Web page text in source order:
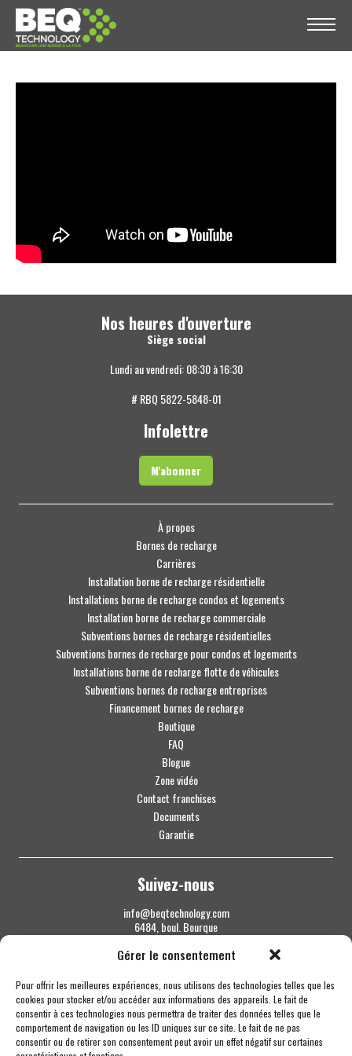
Gérer le consentement
Pour offrir les meilleures expériences, nous utilisons des technologies telles que les
cookies pour stocker et/ou accéder aux informations des appareils. Le fait de
consentir à ces technologies nous permettra de traiter des données telles que le
comportement de navigation ou les ID uniques sur ce site. Le fait de ne pas
consentir ou de retirer son consentement peut avoir un effet négatif sur certaines
Nos heures d'ouverture
Siège social
Lundi au vendredi: 08:30 à 16:30
# RBQ 5822-5848-01
Infolettre
M'abonner
À propos
Bornes de recharge
Carrières
Installation borne de recharge résidentielle
Installations borne de recharge condos et logements
Installation borne de recharge commerciale
Subventions bornes de recharge résidentielles
Subventions bornes de recharge pour condos et logements
Installations borne de recharge flotte de véhicules
Subventions bornes de recharge entreprises
Financement bornes de recharge
Boutique
FAQ
Blogue
Zone vidéo
Contact franchises
Documents
Garantie
Suivez-nous
info@beqtechnology.com
6484, boul. Bourque
Sherbrooke QC J1N 1H3
1 844 427-7800